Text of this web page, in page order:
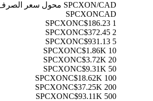
SPCXON/CAD محول سعر الصرف
SPCXONCAD
1 SPCXON
C$186.23
2 SPCXON
C$372.45
5 SPCXON
C$931.13
10 SPCXON
C$1.86K
20 SPCXON
C$3.72K
50 SPCXON
C$9.31K
100 SPCXON
C$18.62K
200 SPCXON
C$37.25K
500 SPCXON
C$93.11K